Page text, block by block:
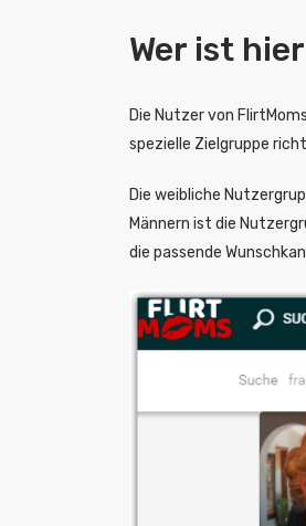
Wer ist
Die Nutzer von
spezielle Zielgruppe
Die weibliche
Männern ist die
die passende